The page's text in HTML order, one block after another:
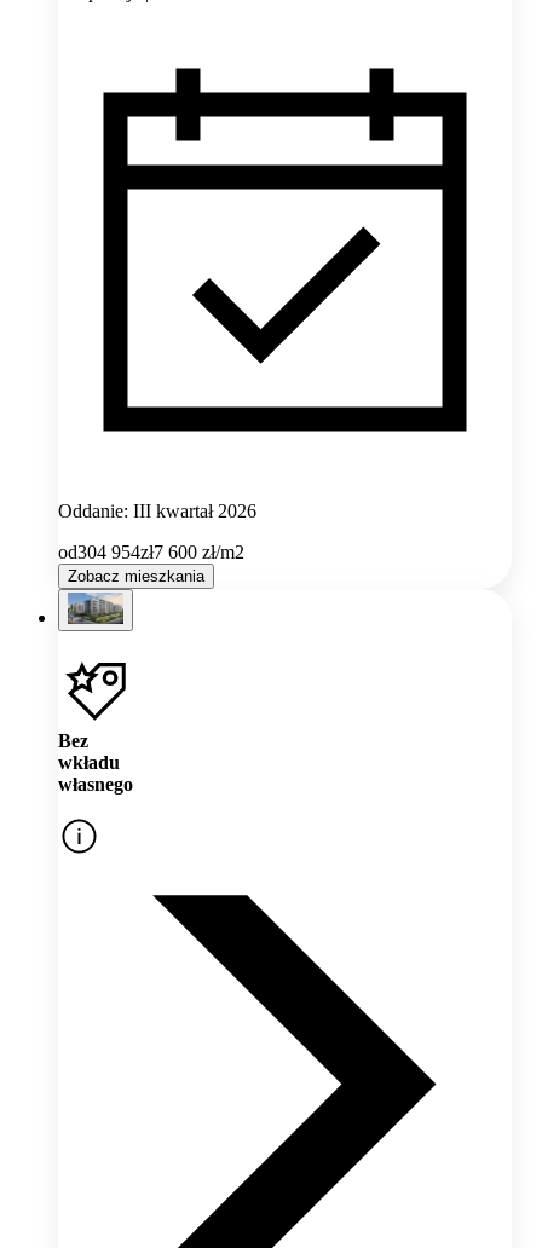
Oddanie: III kwartał 2026
od304 954zł7 600 zł/m2
Zobacz mieszkania
Bez
wkładu
własnego